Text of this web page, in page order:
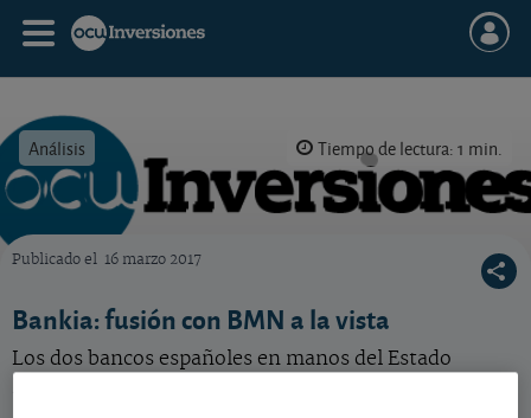
Análisis Tiempo de lectura: 1 min.
Publicado el 16 marzo 2017
Bankia: fusión con BMN a la vista
Los dos bancos españoles en manos del Estado